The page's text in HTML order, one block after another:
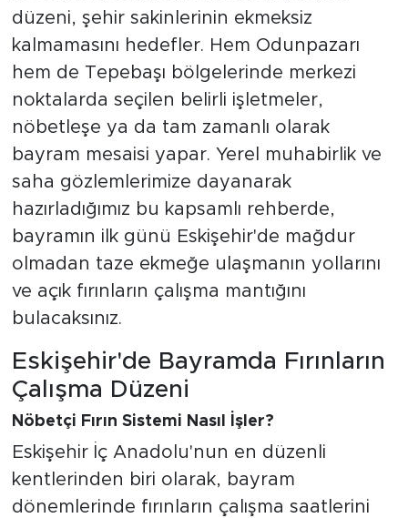
düzeni, şehir sakinlerinin ekmeksiz
kalmamasını hedefler. Hem Odunpazarı
hem de Tepebaşı bölgelerinde merkezi
noktalarda seçilen belirli işletmeler,
nöbetleşe ya da tam zamanlı olarak
bayram mesaisi yapar. Yerel muhabirlik ve
saha gözlemlerimize dayanarak
hazırladığımız bu kapsamlı rehberde,
bayramın ilk günü Eskişehir'de mağdur
olmadan taze ekmeğe ulaşmanın yollarını
ve açık fırınların çalışma mantığını
bulacaksınız.
Eskişehir'de Bayramda Fırınların
Çalışma Düzeni
Nöbetçi Fırın Sistemi Nasıl İşler?
Eskişehir İç Anadolu'nun en düzenli
kentlerinden biri olarak, bayram
dönemlerinde fırınların çalışma saatlerini